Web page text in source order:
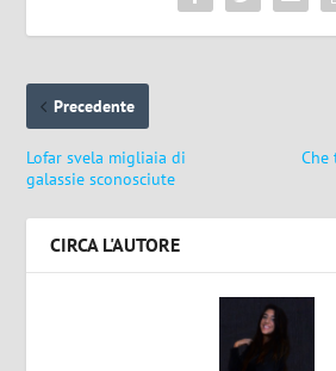
Precedente
Lofar svela migliaia di
galassie sconosciute
Che
CIRCA L'AUTORE